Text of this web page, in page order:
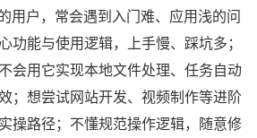
用户，常会遇到入门难、应用浅的问
功能与使用逻辑，上手慢、踩坑多；
会用它实现本地文件处理、任务自动
；想尝试网站开发、视频制作等进阶
操路径；不懂规范操作逻辑，随意修